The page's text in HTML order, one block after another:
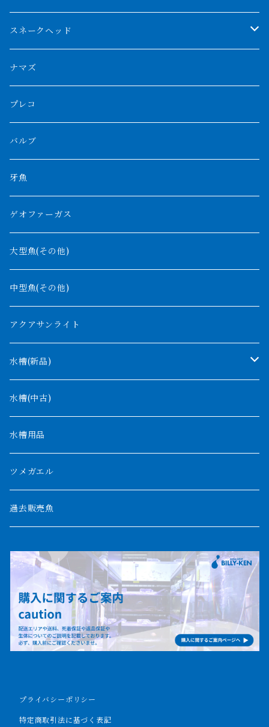
ブルーベースクロスバック
チョッパーレッド
ブルレッド
その他アジアアロワナ
特殊個体
紅龍
バンジャール
シルバーアロワナ
ブラックアロワナ
ノーザンバラムンディ
その他アロワナ
ニューギニアダトニオ
ギニア
ナイジェリア
ナイルビチャー
ナポレオンビチャー
バロ川
ビキールビキール
トゥルカナ湖
オモ川
タンガニーカビチャー
アンソルギー
コウロントン
ラプラディ
ギニア
ナイジェリア
コンギクス
オルナティピンニス
コンゴ
タンガニーカ
ウィークシー
モケレンベンベ
デルヘッジ
ザイールグリーン
パルマス
ポーリー
セネガルス
ナイル川
ナイジェリア
ブリードポリプ
エンドリケリー
ビキールビキール
ラプラディ
その他淡水エイ
スネークヘッド
チャンナバルカ
大型スネークヘッド
中型スネークヘッド
小型スネークヘッド
ナマズ
プレコ
バルブ
牙魚
ゲオファーガス
大型魚(その他)
中型魚(その他)
アクアサンライト
水槽(新品)
1200mm以下
1500mm
1800mm
2000mm以上
水槽(中古)
水槽用品
ツメガエル
過去販売魚
プライバシーポリシー
特定商取引法に基づく表記